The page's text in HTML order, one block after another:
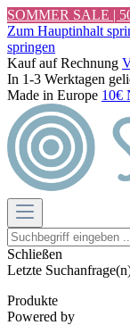
SOMMER SALE |
Zum Hauptinhalt
springen
Kauf auf Rechnung
In 1-3 Werktagen
Made in Europe 10€
Schließen
Letzte
Produkte
Powered by